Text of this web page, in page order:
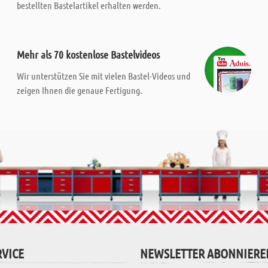
bestellten Bastelartikel erhalten werden.
Mehr als 70 kostenlose Bastelvideos
Wir unterstützen Sie mit vielen Bastel-Videos und
zeigen Ihnen die genaue Fertigung.
NEWSLETTER